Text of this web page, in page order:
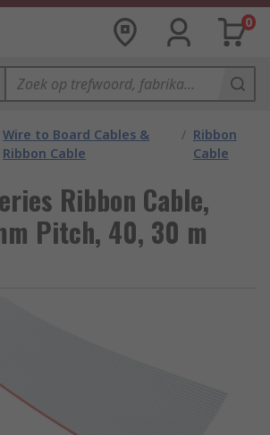
0
Wire to Board Cables &
Ribbon Cable
/ Ribbon
Cable
Ribbon Cable,
Pitch, 40, 30 m